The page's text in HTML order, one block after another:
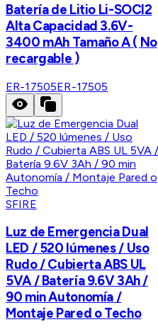
Batería de Litio Li-SOCI2
Alta Capacidad 3.6V-
3400 mAh Tamaño A ( No
recargable )
ER-17505ER-17505
SFIRE
Luz de Emergencia Dual
LED / 520 lúmenes / Uso
Rudo / Cubierta ABS UL
5VA / Batería 9.6V 3Ah /
90 min Autonomía /
Montaje Pared o Techo